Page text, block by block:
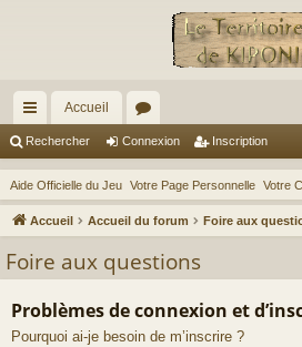
ac
co
ur
ci
s
Accueil
or
u
m
s
Rechercher Connexion Inscription
Aide Officielle du Jeu Votre Page Personnelle Votre
Accueil Accueil du forum Foire aux
Foire aux questions
Problèmes de connexion et
Pourquoi ai-je besoin de m’inscrire ?